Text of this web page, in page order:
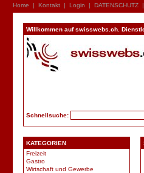
Home | Kontakt | Login | DATENSCHUTZ |
Willkommen auf swisswebs.ch.
Schnellsuche:
KATEGORIEN
Freizeit
Gastro
Wirtschaft und Gewerbe